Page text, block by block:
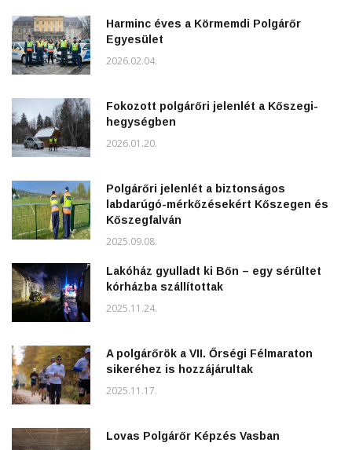
Harminc éves a Körmemdi Polgárőr
Egyesület
2026.02.04.
Fokozott polgárőri jelenlét a Kőszegi-
hegységben
2026.01.20.
Polgárőri jelenlét a biztonságos
labdarúgó-mérkőzésekért Kőszegen és
Kőszegfalván
2025.09.08.
Lakóház gyulladt ki Bőn – egy sérültet
kórházba szállítottak
2025.11.24.
A polgárőrök a VII. Őrségi Félmaraton
sikeréhez is hozzájárultak
2025.11.17.
Lovas Polgárőr Képzés Vasban